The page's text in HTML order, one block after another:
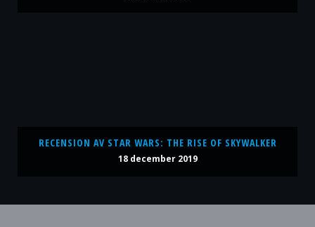
RECENSION AV STAR WARS: THE RISE OF SKYWALKER
18 december 2019